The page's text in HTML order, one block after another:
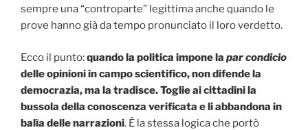
sempre una “controparte” legittima anche quando le
prove hanno già da tempo pronunciato il loro verdetto.
Ecco il punto:quando la politica impone la par condicio
delle opinioni in campo scientifico, non difende la
democrazia, ma la tradisce. Toglie ai cittadini la
bussola della conoscenza verificata e li abbandona in
balìa delle narrazioni. È la stessa logica che portò